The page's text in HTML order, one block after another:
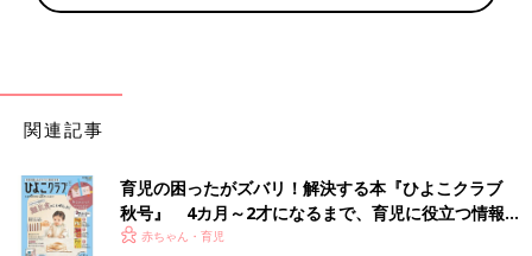
関連記事
育児の困ったがズバリ！解決する本『ひよこクラブ
秋号』 4カ月～2才になるまで、育児に役立つ情報が
いっぱい！
赤ちゃん・育児